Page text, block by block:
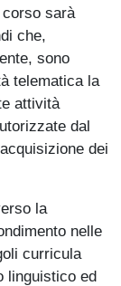
sarà
che,
sono
telematica la
attività
dal
dei
la
nelle
curricula
linguistico ed